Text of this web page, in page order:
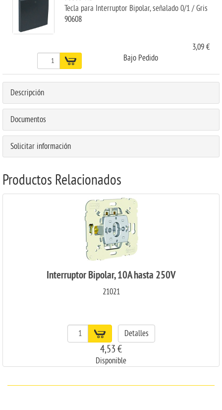
Tecla para Interruptor Bipolar, señalado 0/1 / Gris
90608
3,09 €
Bajo Pedido
Descripción
Documentos
Solicitar información
Productos Relacionados
Interruptor Bipolar, 10A hasta 250V
21021
Detalles
4,53 €
Disponible